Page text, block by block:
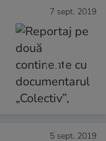
7 sept. 2019
5 sept. 2019